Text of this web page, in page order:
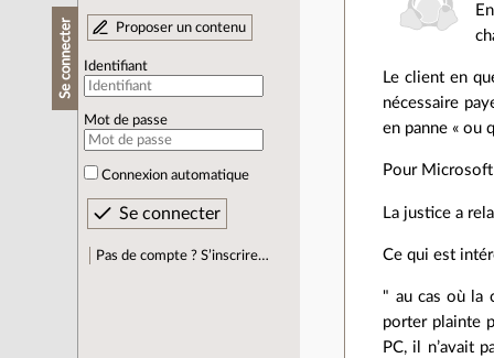
Se connecter Proposer un contenu
Identifiant
Mot de passe
Connexion automatique
Pas de compte ? S’inscrire…
Le client en
nécessaire
en panne « ou
Pour Microsoft
La justice a
Ce qui est
" au cas où la
porter plainte
PC, il n’avait